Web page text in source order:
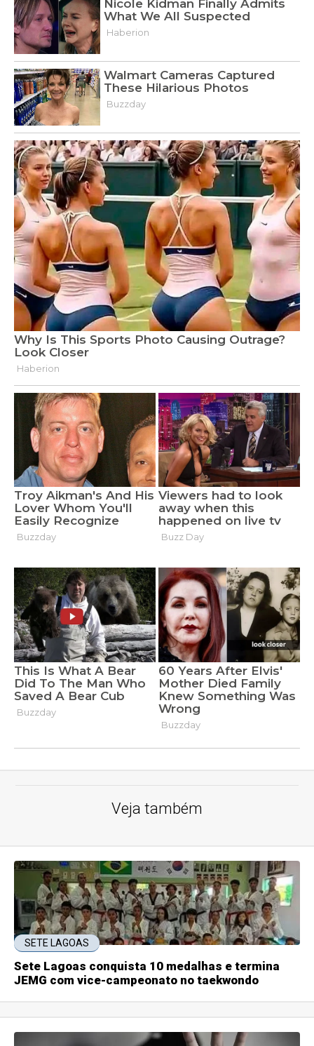
Veja também
SETE LAGOAS
Sete Lagoas conquista 10 medalhas e termina
JEMG com vice-campeonato no taekwondo